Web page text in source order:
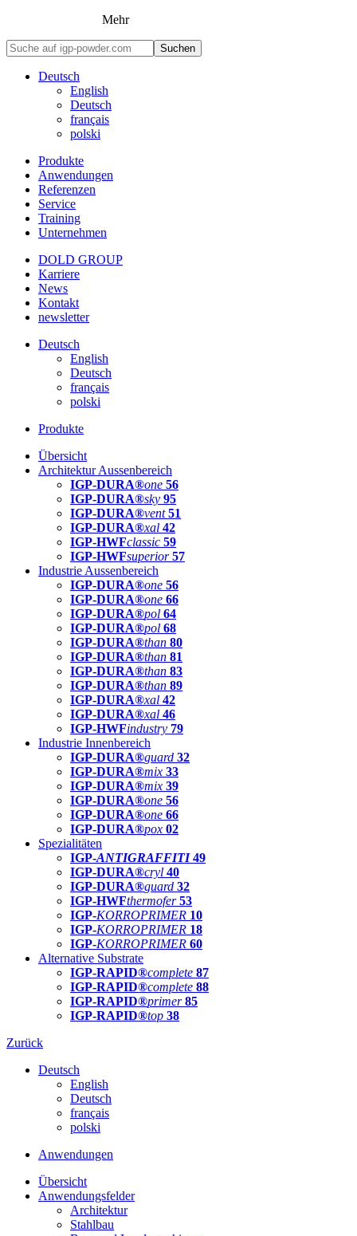
Mehr
Suchen
Deutsch
English
Deutsch
français
polski
Produkte
Anwendungen
Referenzen
Service
Training
Unternehmen
DOLD GROUP
Karriere
News
Kontakt
newsletter
Deutsch
English
Deutsch
français
polski
Produkte
Übersicht
Architektur Aussenbereich
IGP-DURA®one 56
IGP-DURA®sky 95
IGP-DURA®vent 51
IGP-DURA®xal 42
IGP-HWFclassic 59
IGP-HWFsuperior 57
Industrie Aussenbereich
IGP-DURA®one 56
IGP-DURA®one 66
IGP-DURA®pol 64
IGP-DURA®pol 68
IGP-DURA®than 80
IGP-DURA®than 81
IGP-DURA®than 83
IGP-DURA®than 89
IGP-DURA®xal 42
IGP-DURA®xal 46
IGP-HWFindustry 79
Industrie Innenbereich
IGP-DURA®guard 32
IGP-DURA®mix 33
IGP-DURA®mix 39
IGP-DURA®one 56
IGP-DURA®one 66
IGP-DURA®pox 02
Spezialitäten
IGP-ANTIGRAFFITI49
IGP-DURA®cryl 40
IGP-DURA®guard 32
IGP-HWFthermofer 53
IGP-KORROPRIMER 10
IGP-KORROPRIMER 18
IGP-KORROPRIMER 60
Alternative Substrate
IGP-RAPID®complete 87
IGP-RAPID®complete 88
IGP-RAPID®primer 85
IGP-RAPID®top 38
Zurück
Deutsch
English
Deutsch
français
polski
Anwendungen
Übersicht
Anwendungsfelder
Architektur
Stahlbau